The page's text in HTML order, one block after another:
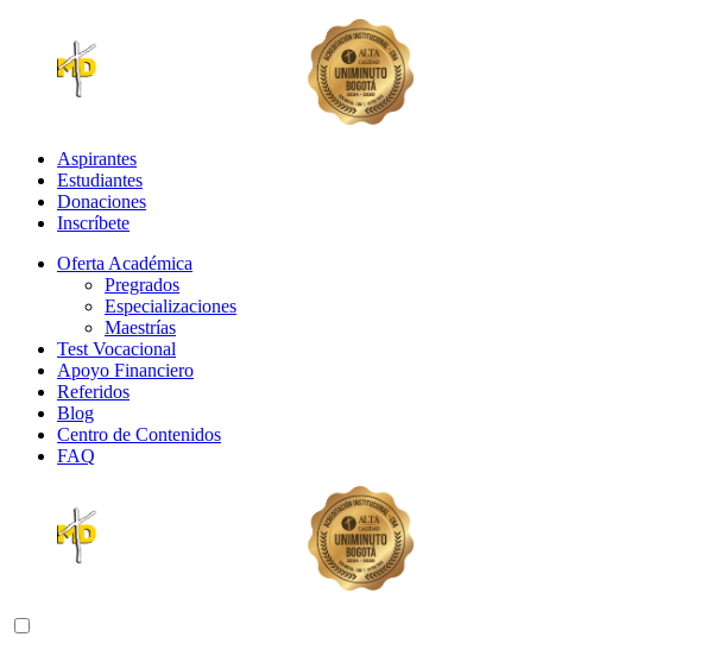
Aspirantes
Estudiantes
Donaciones
Inscríbete
Oferta Académica
Pregrados
Especializaciones
Maestrías
Test Vocacional
Apoyo Financiero
Referidos
Blog
Centro de Contenidos
FAQ
Abrir menú de navegación